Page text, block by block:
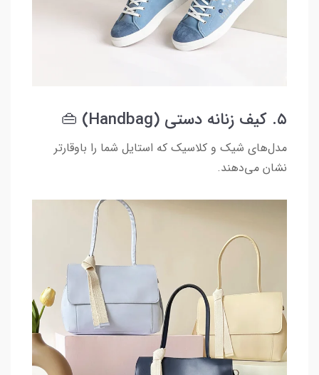
۵. کیف زنانه دستی (Handbag) 👜
مدل‌های شیک و کلاسیک که استایل شما را باوقارتر
نشان می‌دهند.